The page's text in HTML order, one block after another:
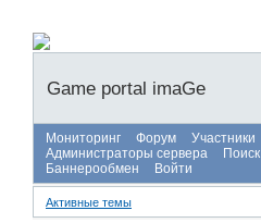
Game portal imaGe
Мониторинг Форум Участники
Администраторы сервера
Поиск
Баннерообмен
Войти
Активные темы